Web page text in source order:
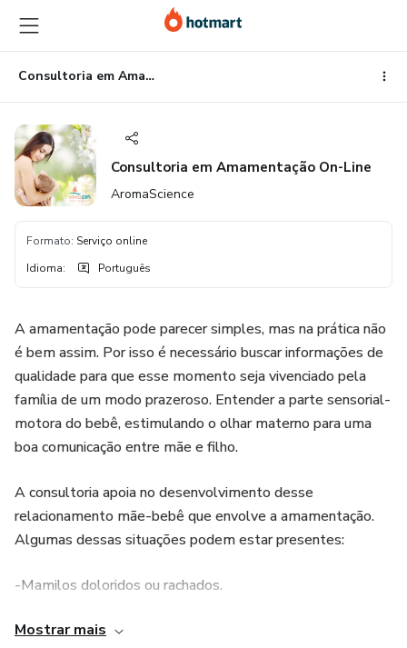
para
o
conteúdo
principal
para
o
pagamento
para
o
rodapé
Consultoria em Amamentação On-Line
Consultoria em Amamentação On-Line
AromaScience
Formato: Serviço online
Idioma: Português
A amamentação pode parecer simples, mas na prática não
é bem assim. Por isso é necessário buscar informações de
qualidade para que esse momento seja vivenciado pela
família de um modo prazeroso. Entender a parte sensorial-
motora do bebê, estimulando o olhar materno para uma
boa comunicação entre mãe e filho.
A consultoria apoia no desenvolvimento desse
relacionamento mãe-bebê que envolve a amamentação.
Algumas dessas situações podem estar presentes:
-Mamilos doloridos ou rachados.
-Leite materno insuficiente.
Mostrar mais